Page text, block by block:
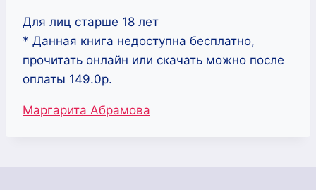
Для лиц старше 18 лет
* Данная книга недоступна бесплатно,
прочитать онлайн или скачать можно после
оплаты 149.0р.
Метки
Маргарита Абрамова